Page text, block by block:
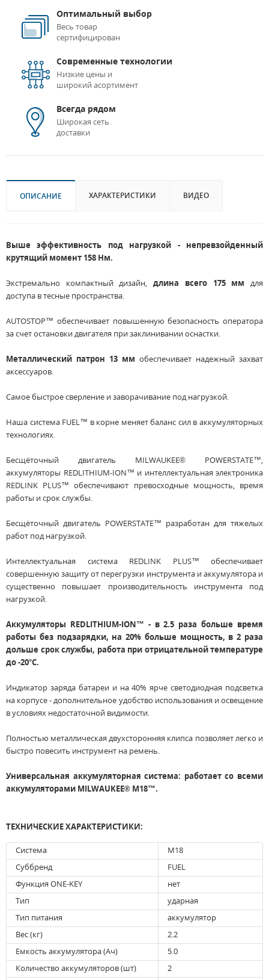
Оптимальный выбор
Весь товар
сертифицирован
Современные технологии
Низкие цены и
широкий асортимент
Всегда рядом
Широкая сеть
доставки
ОПИСАНИЕ ХАРАКТЕРИСТИКИ ВИДЕО
Выше эффективность под нагрузкой - непревзойденный
крутящий момент 158 Нм.
Экстремально компактный дизайн,длина всего 175 мм для
доступа в тесные пространства.
AUTOSTOP™ обеспечивает повышенную безопасность оператора
за счет остановки двигателя при заклинивании оснастки.
Металлический патрон 13 мм обеспечивает надежный захват
аксессуаров.
Самое быстрое сверление и заворачивание под нагрузкой.
Наша система FUEL™ в корне меняет баланс сил в аккумуляторных
технологиях.
Бесщёточный двигатель MILWAUKEE® POWERSTATE™,
аккумуляторы REDLITHIUM-ION™ и интеллектуальная электроника
REDLINK PLUS™ обеспечивают превосходные мощность, время
работы и срок службы.
Бесщёточный двигатель POWERSTATE™ разработан для тяжелых
работ под нагрузкой.
Интеллектуальная система REDLINK PLUS™ обеспечивает
совершенную защиту от перегрузки инструмента и аккумулятора и
существенно повышает производительность инструмента под
нагрузкой.
Аккумуляторы REDLITHIUM-ION™ - в 2.5 раза больше время
работы без подзарядки, на 20% больше мощность, в 2 раза
дольше срок службы, работа при отрицательной температуре
до -20°С.
Индикатор заряда батареи и на 40% ярче светодиодная подсветка
на корпусе - дополнительное удобство использования и освещение
в условиях недостаточной видимости.
Полностью металлическая двухсторонняя клипса позволяет легко и
быстро повесить инструмент на ремень.
Универсальная аккумуляторная система: работает со всеми
аккумуляторами MILWAUKEE® M18™.
ТЕХНИЧЕСКИЕ ХАРАКТЕРИСТИКИ:
Система
M18
Суббренд
FUEL
Функция ONE-KEY
нет
Тип
ударная
Тип питания
аккумулятор
Вес (кг)
2.2
Емкость аккумулятора (Ач)
5.0
Количество аккумуляторов (шт)
2